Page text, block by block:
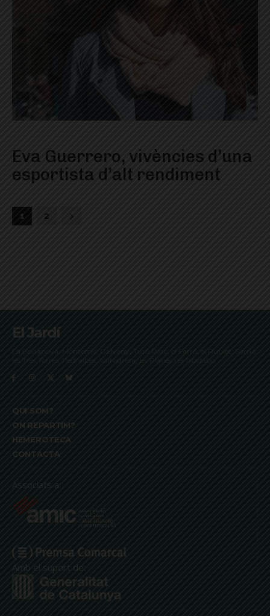
Eva Guerrero, vivències d’una
esportista d’alt rendiment
1 2
El Jardí
La Bonanova, Monterols, Galvany, Turó Parc, el Farró, el Putxet, Sarrià,
les Tres Torres, Pedralbes, Vallvidrera, les Planes i el Tibidabo
QUI SOM?
ON REPARTIM?
HEMEROTECA
CONTACTA
Associats a:
Amb el suport de: